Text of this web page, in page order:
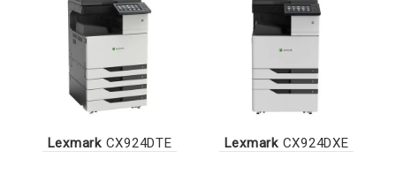
LexmarkCX924DTE LexmarkCX924DXE